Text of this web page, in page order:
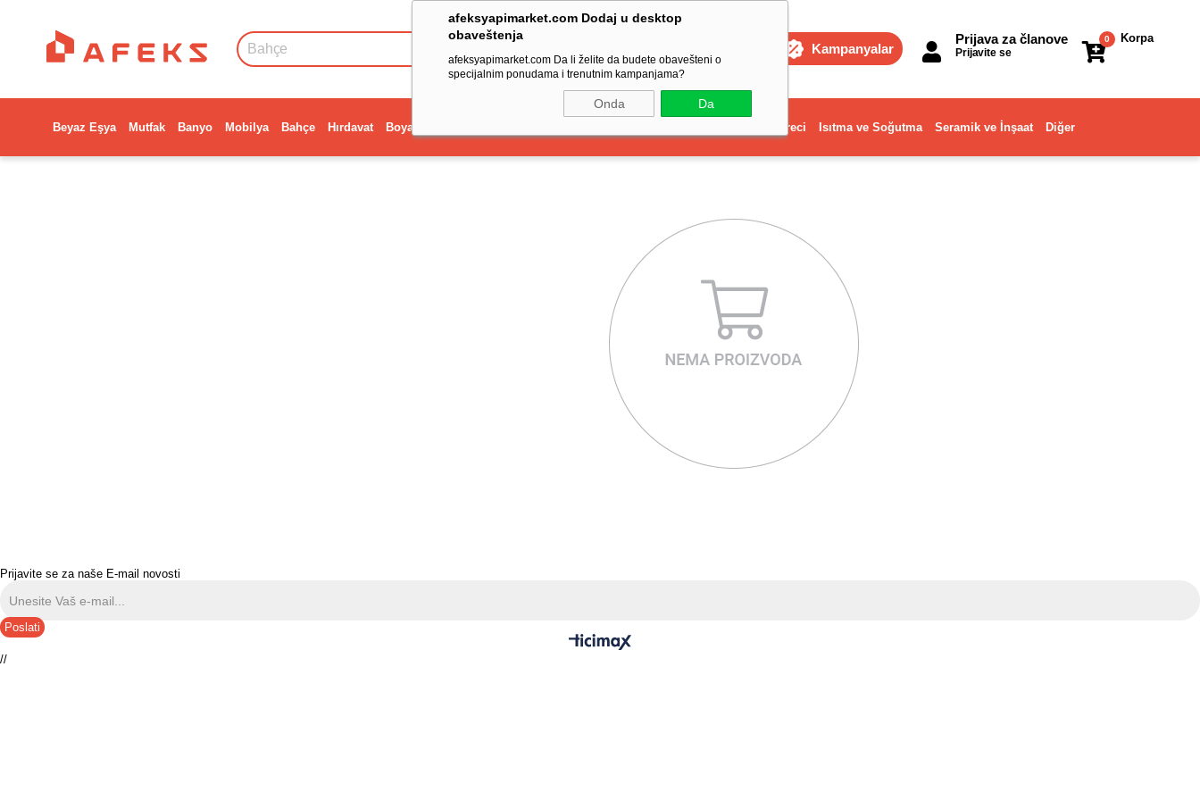
afeksyapimarket.com Dodaj u desktop
obaveštenja
afeksyapimarket.com Da li želite da budete obavešteni o
specijalnim ponudama i trenutnim kampanjama?
Onda Da
Kampanyalar
Korpa
0
Prijava za članove
Prijavite se
Beyaz Eşya Mutfak Banyo Mobilya Bahçe Hırdavat Boya Dekorasyon ve Ev Gereci Isıtma ve Soğutma Seramik ve İnşaat Diğer
Prijavite se za naše E-mail novosti
Poslati
//